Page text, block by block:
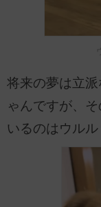
将来の夢は立
ゃんですが、
いるのはウルル